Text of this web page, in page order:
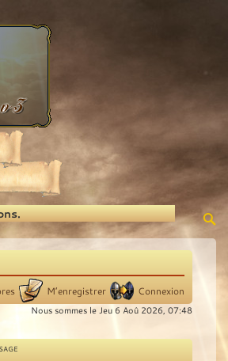
M’enregistrer Connexion
Nous sommes le Jeu 6 Aoû 2026, 07:48